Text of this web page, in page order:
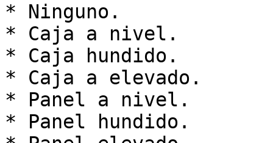
* Ninguno.
* Caja a nivel.
* Caja hundido.
* Caja a elevado.
* Panel a nivel.
* Panel hundido.